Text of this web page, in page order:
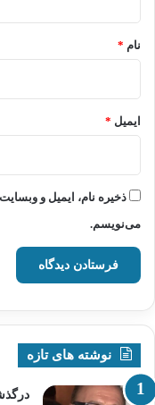
نام *
ایمیل *
ذخیره نام، ایمیل و
می‌نویسم.
نوشته های تازه